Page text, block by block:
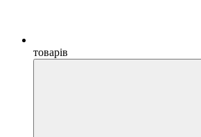
товарів